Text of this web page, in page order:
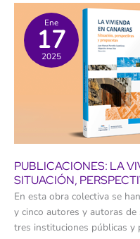
Ene
17
2025
PUBLICACIONES: LA
SITUACIÓN,
En esta obra colectiva se
y cinco autores y autoras
tres instituciones públicas y